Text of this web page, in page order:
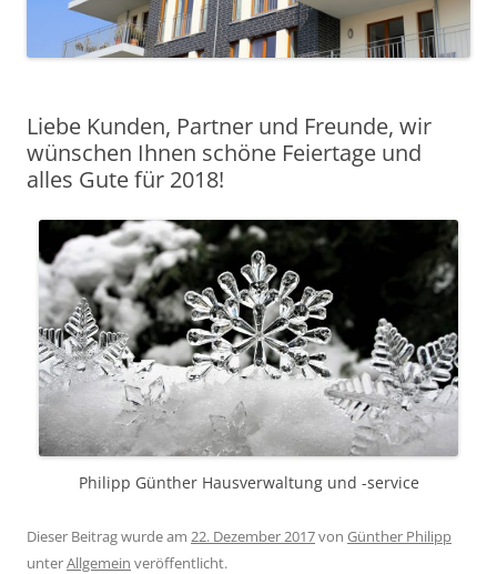
Liebe Kunden, Partner und Freunde, wir
wünschen Ihnen schöne Feiertage und
alles Gute für 2018!
Philipp Günther Hausverwaltung und -service
Dieser Beitrag wurde am 22. Dezember 2017von Günther Philipp
unterAllgemein veröffentlicht.